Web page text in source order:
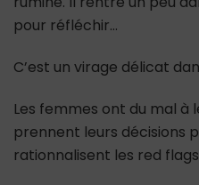
pour réfléchir…
C’est un virage délicat
Les femmes ont du mal
prennent leurs décisions
rationnalisent les red